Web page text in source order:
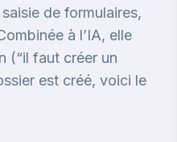
de formulaires,
à l’IA, elle
(“il faut créer un
est créé, voici le